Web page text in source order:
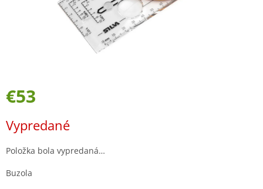
€53
cena:
Vypredané
Položka bola vypredaná…
Buzola